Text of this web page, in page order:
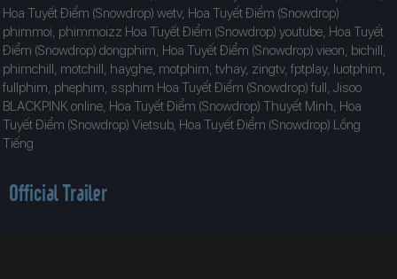
Hoa Tuyết Điểm (Snowdrop) wetv, Hoa Tuyết Điểm (Snowdrop)
phimmoi, phimmoizz Hoa Tuyết Điểm (Snowdrop) youtube, Hoa Tuyết
Điểm (Snowdrop) dongphim, Hoa Tuyết Điểm (Snowdrop) vieon, bichill,
phimchill, motchill, hayghe, motphim, tvhay, zingtv, fptplay, luotphim,
fullphim, phephim, ssphim Hoa Tuyết Điểm (Snowdrop) full, Jisoo
BLACKPINK online, Hoa Tuyết Điểm (Snowdrop) Thuyết Minh, Hoa
Tuyết Điểm (Snowdrop) Vietsub, Hoa Tuyết Điểm (Snowdrop) Lồng
Tiếng
Official Trailer